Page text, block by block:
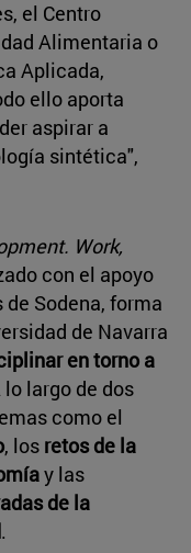
el Centro
Alimentaria o
Aplicada,
ello aporta
aspirar a
sintética",
Work,
con el apoyo
Sodena, forma
de Navarra
en torno a
lo largo de dos
como el
, los retos de la
y las
de la
.